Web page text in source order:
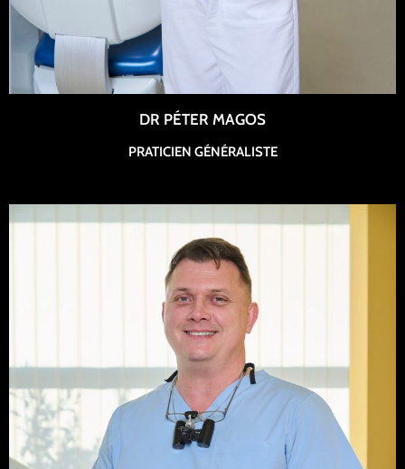
DR PÉTER MAGOS
PRATICIEN GÉNÉRALISTE